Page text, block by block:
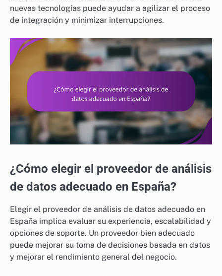
nuevas tecnologías puede ayudar a agilizar el proceso
de integración y minimizar interrupciones.
¿Cómo elegir el proveedor de análisis
de datos adecuado en España?
Elegir el proveedor de análisis de datos adecuado en
España implica evaluar su experiencia, escalabilidad y
opciones de soporte. Un proveedor bien adecuado
puede mejorar su toma de decisiones basada en datos
y mejorar el rendimiento general del negocio.